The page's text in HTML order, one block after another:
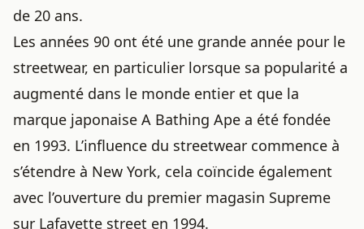
de 20 ans.
Les années 90 ont été une grande année pour le
streetwear, en particulier lorsque sa popularité a
augmenté dans le monde entier et que la
marque japonaise A Bathing Ape a été fondée
en 1993. L’influence du streetwear commence à
s’étendre à New York, cela coïncide également
avec l’ouverture du premier magasin Supreme
sur Lafayette street en 1994.